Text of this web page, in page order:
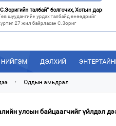
талбай” болгочих, Хотын дарга аа?
шуудангийн урдах талбайд өнөөдрийг
27 жил байрласан С.Зориг
ын 50 настнууд Хөвсгөлд, 40 настнууд нь
Энэ зуны туршид монголчууд эдийн засгийн
утгаар нь эдэлсээр
үед Улаанбаатар болон аймгуудаас
НИЙГЭМ ДЭЛХИЙ
• Оддын амьдрал
улсын байцаагчийг үйлдэл